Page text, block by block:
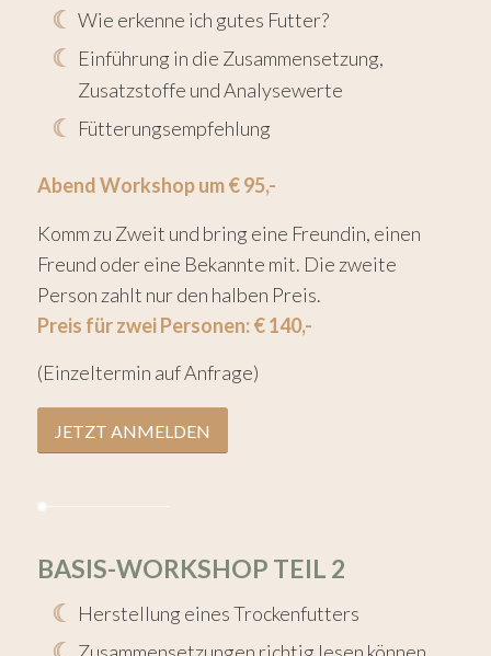
Wie erkenne ich gutes Futter?
Einführung in die Zusammensetzung,
Zusatzstoffe und Analysewerte
Fütterungsempfehlung
Abend Workshop um € 95,-
Komm zu Zweit und bring eine Freundin, einen
Freund oder eine Bekannte mit. Die zweite
Person zahlt nur den halben Preis.
Preis für zwei Personen: € 140,-
(Einzeltermin auf Anfrage)
JETZT ANMELDEN
BASIS-WORKSHOP TEIL 2
Herstellung eines Trockenfutters